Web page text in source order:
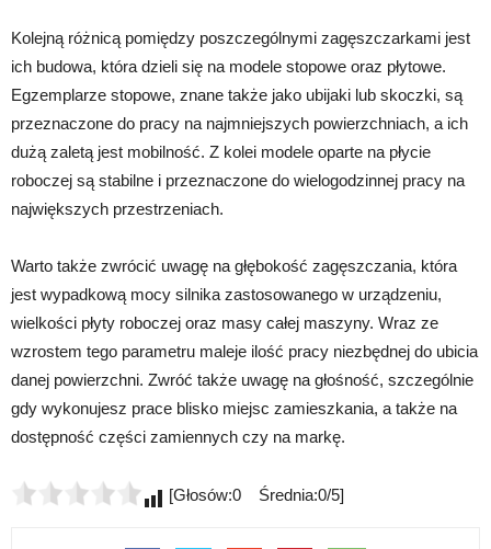
Kolejną różnicą pomiędzy poszczególnymi zagęszczarkami jest
ich budowa, która dzieli się na modele stopowe oraz płytowe.
Egzemplarze stopowe, znane także jako ubijaki lub skoczki, są
przeznaczone do pracy na najmniejszych powierzchniach, a ich
dużą zaletą jest mobilność. Z kolei modele oparte na płycie
roboczej są stabilne i przeznaczone do wielogodzinnej pracy na
największych przestrzeniach.
Warto także zwrócić uwagę na głębokość zagęszczania, która
jest wypadkową mocy silnika zastosowanego w urządzeniu,
wielkości płyty roboczej oraz masy całej maszyny. Wraz ze
wzrostem tego parametru maleje ilość pracy niezbędnej do ubicia
danej powierzchni. Zwróć także uwagę na głośność, szczególnie
gdy wykonujesz prace blisko miejsc zamieszkania, a także na
dostępność części zamiennych czy na markę.
[Głosów:0 Średnia:0/5]